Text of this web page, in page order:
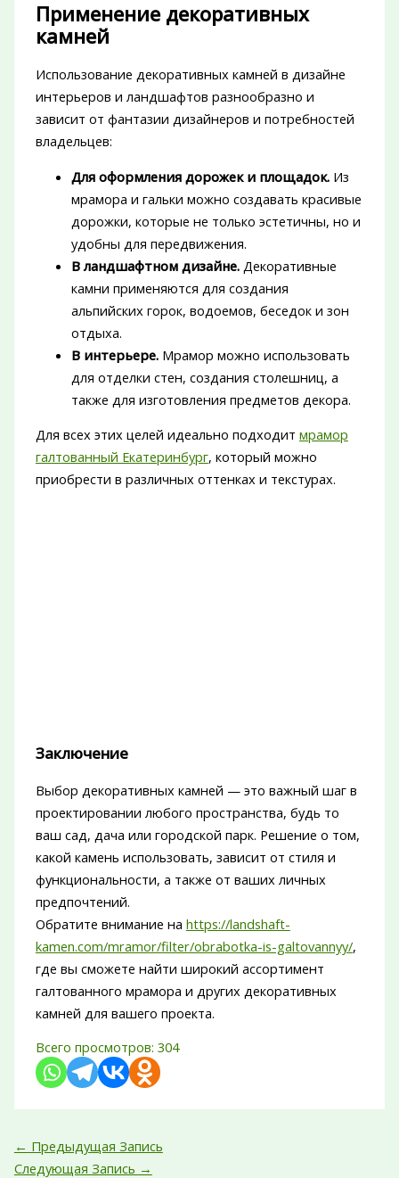
Применение декоративных
камней
Использование декоративных камней в дизайне
интерьеров и ландшафтов разнообразно и
зависит от фантазии дизайнеров и потребностей
владельцев:
Для оформления дорожек и площадок.Из
мрамора и гальки можно создавать красивые
дорожки, которые не только эстетичны, но и
удобны для передвижения.
В ландшафтном дизайне.Декоративные
камни применяются для создания
альпийских горок, водоемов, беседок и зон
отдыха.
В интерьере.Мрамор можно использовать
для отделки стен, создания столешниц, а
также для изготовления предметов декора.
Для всех этих целей идеально подходит мрамор
галтованный Екатеринбург, который можно
приобрести в различных оттенках и текстурах.
Заключение
Выбор декоративных камней — это важный шаг в
проектировании любого пространства, будь то
ваш сад, дача или городской парк. Решение о том,
какой камень использовать, зависит от стиля и
функциональности, а также от ваших личных
предпочтений.
Обратите внимание на https://landshaft-
kamen.com/mramor/filter/obrabotka-is-galtovannyy/,
где вы сможете найти широкий ассортимент
галтованного мрамора и других декоративных
камней для вашего проекта.
Всего просмотров: 304
← Предыдущая Запись
Следующая Запись →